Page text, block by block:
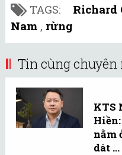
TAGS: Richard
Nam , rừng
Tin cùng chuyên
KTS
nằm
dát ...